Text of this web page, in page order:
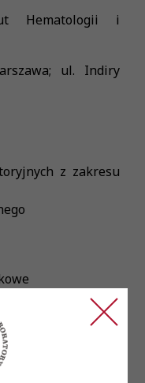
Hematologii i
ul. Indiry
z zakresu
zawodu diagnosty
dyscyplina pracy;